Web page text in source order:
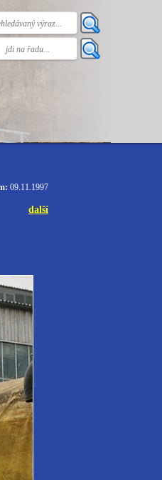
09.11.1997
další